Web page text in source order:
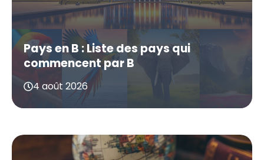
Pays en B : Liste des pays qui
commencent par B
4 août 2026